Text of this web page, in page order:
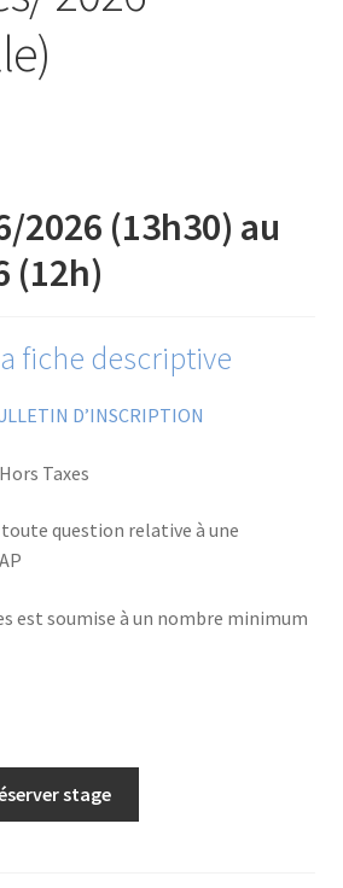
personnelles
2026 (13h30) au
(12h)
fiche descriptive
D’INSCRIPTION
Taxes
question relative à une
est soumise à un nombre minimum
stage